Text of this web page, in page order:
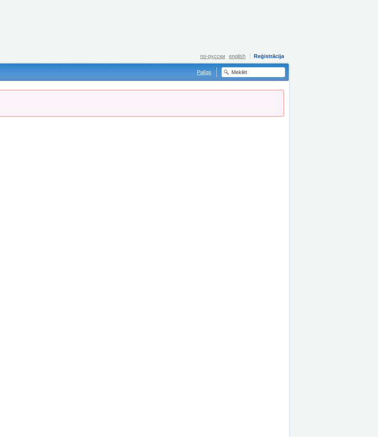
Reģistrācija
по-русски english
Palīgs